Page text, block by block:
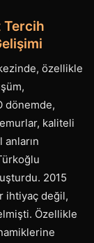
Tercih
özellikle
dönemde,
kaliteli
2015
ihtiyaç değil,
Özellikle